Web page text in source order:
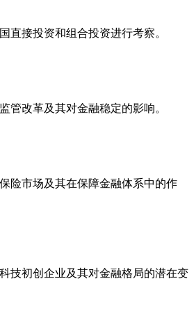
直接投资和组合投资进行考察。
管改革及其对金融稳定的影响。
险市场及其在保障金融体系中的作
技初创企业及其对金融格局的潜在变